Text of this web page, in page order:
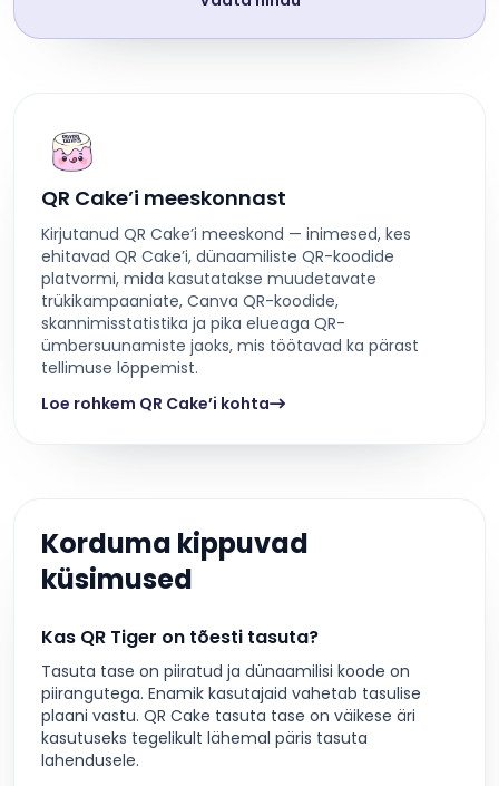
QR Cake’i meeskonnast
Kirjutanud QR Cake’i meeskond — inimesed, kes
ehitavad QR Cake’i, dünaamiliste QR-koodide
platvormi, mida kasutatakse muudetavate
trükikampaaniate, Canva QR-koodide,
skannimisstatistika ja pika elueaga QR-
ümbersuunamiste jaoks, mis töötavad ka pärast
tellimuse lõppemist.
Loe rohkem QR Cake’i kohta
Korduma kippuvad
küsimused
Kas QR Tiger on tõesti tasuta?
Tasuta tase on piiratud ja dünaamilisi koode on
piirangutega. Enamik kasutajaid vahetab tasulise
plaani vastu. QR Cake tasuta tase on väikese äri
kasutuseks tegelikult lähemal päris tasuta
lahendusele.